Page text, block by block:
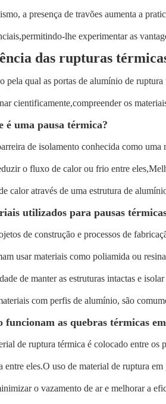
a presença de travões aumenta a
lhe experimentar as
das rupturas
pela qual as portas de alumínio de
cientificamente,compreender os
é uma pausa térmica?
de isolamento conhecida como uma
o fluxo de calor ou frio entre
calor através de uma estrutura de
utilizados para pausas
de construção e processos de
usar materiais como poliamida ou
de manter as estruturas intactas e
com perfis de alumínio, são
funcionam as quebras térmicas
de ruptura térmica é colocado entre os
entre eles.O uso de material de ruptura
o vazamento de ar e melhorar a